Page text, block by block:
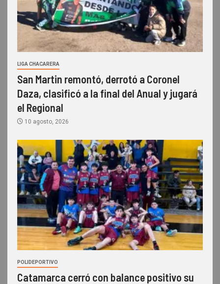
LIGA CHACARERA
San Martin remontó, derrotó a Coronel
Daza, clasificó a la final del Anual y jugará
el Regional
10 agosto, 2026
POLIDEPORTIVO
Catamarca cerró con balance positivo su